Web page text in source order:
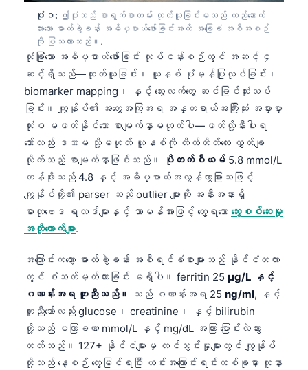
ပုံ ၁: ဤပုံသည် စာရွက်စာတမ်း ထုတ်ယူခြင်းမှသည် တည်ဆောက်
ထားသော ဓာတ်ခွဲခန်း အဓိပ္ပာယ်ဖော်ခြင်းအထိ အခြေခံ အစီအစဉ်
ကို ပြသထားသည်။.
လုံခြုံသော အဓိပ္ပာယ်ဖော်ခြင်း လုပ်ငန်းစဉ်တွင် အဆင့် ၄
ဆင့်ရှိသည်—ထုတ်ယူခြင်း၊ ယူနစ် ပုံမှန်ပြုလုပ်ခြင်း၊
biomarker mapping၊ နှင့် သွေးလက်တွေ့ ဆင်ခြင်သုံးသပ်
ခြင်း။ ကျွန်ုပ်၏ အတွေ့အကြုံအရ အန္တရာယ်အကြီးဆုံး အမှားမှာ
လုံးဝ မဖတ်နိုင်သော စာမျက်နှာမဟုတ်ပါ—ဖတ်လို့နီးပါးရ
သော်လည်း ဒဿမ သို့မဟုတ် ယူနစ်ကို တိတ်တိတ်လေး လွှတ်ချ
လိုက်သည့် စာမျက်နှာဖြစ်သည်။
ပိုတက်စီယမ် 5.8 mmol/L
တန်ဖိုးသည် 4.8 နှင့် အဓိပ္ပာယ်အလွန်ကွာခြားသဖြင့်
ကျွန်ုပ်တို့၏ parser သည် outlier များကို အနီးအနားရှိ
ဓာတုဗေဒ ရလဒ်များနှင့် သာမန်အားဖြင့် တွေ့ရသော သွေးစစ်ဆေးမှု
အတိုကောက်များ.
အကြောင်းကတော့ ဓာတ်ခွဲခန်း အစီရင်ခံစာများသည် နိုင်ငံတကာ
တွင် စံသတ်မှတ်ထားခြင်း မရှိပါ။ ferritin 25 µg/L နှင့်
ဂဏန်းအရ တူညီသည်။
သည် ဂဏန်းအရ 25 ng/ml, နှင့်
တူညီသော်လည်း glucose၊ creatinine၊ နှင့် bilirubin
တို့သည် မကြာခဏ mmol/L နှင့် mg/dL အကြား ပြောင်းလဲသွား
တတ်သည်။ 127+ နိုင်ငံများမှ တင်သွင်းမှုများတွင် ကျွန်ုပ်
တို့သည် နေ့စဉ် တွေ့မြင်ရပြီး ယင်းအကြောင်းရင်းတစ်ခုမှာ လူနာ